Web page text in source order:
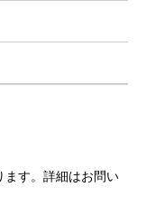
ます。詳細はお問い